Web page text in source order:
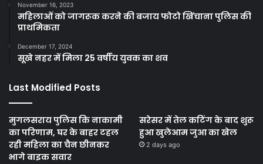
November 16, 2023
महिलाओं को जागरूक करने की बजाय फोटो खिंचाना पुलिस की
प्राथमिकता
December 17, 2024
सूखे नहर में मिला 25 वर्षीय युवक का शव
Last Modified Posts
मुगलसराय पुलिस कि नाकामी
का परिणाम, घर के बाहर टहल
रही महिला का चैन छीनकर
भागे बाइक सवार
सरेसर में तेल कटिंग के बाद शुरू
हुआ खुलेआम जुआ का खेल
2 days ago